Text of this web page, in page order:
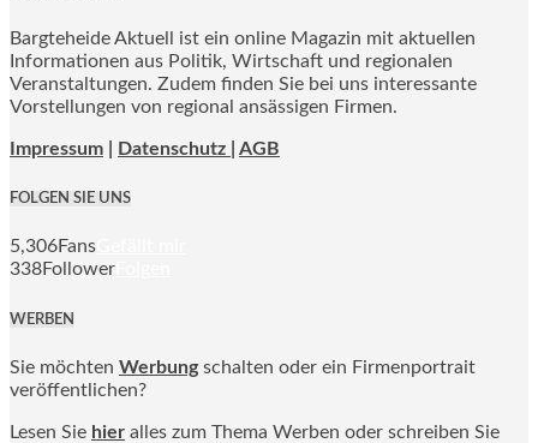
Bargteheide Aktuell ist ein online Magazin mit aktuellen
Informationen aus Politik, Wirtschaft und regionalen
Veranstaltungen. Zudem finden Sie bei uns interessante
Vorstellungen von regional ansässigen Firmen.
Impressum Datenschutz | AGB
FOLGEN SIE UNS
5,306Fans
338Follower
WERBEN
Sie möchten Werbung schalten oder ein Firmenportrait
veröffentlichen?
Lesen Sie hier alles zum Thema Werben oder schreiben Sie